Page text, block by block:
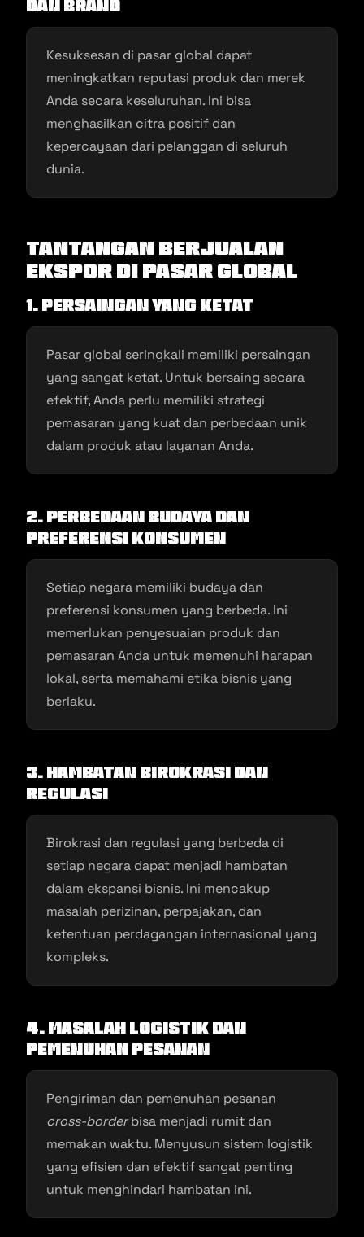
dan Brand
Kesuksesan di pasar global dapat
meningkatkan reputasi produk dan merek
Anda secara keseluruhan. Ini bisa
menghasilkan citra positif dan
kepercayaan dari pelanggan di seluruh
dunia.
Tantangan Berjualan
Ekspor di Pasar Global
1. Persaingan yang Ketat
Pasar global seringkali memiliki persaingan
yang sangat ketat. Untuk bersaing secara
efektif, Anda perlu memiliki strategi
pemasaran yang kuat dan perbedaan unik
dalam produk atau layanan Anda.
2. Perbedaan Budaya dan
Preferensi Konsumen
Setiap negara memiliki budaya dan
preferensi konsumen yang berbeda. Ini
memerlukan penyesuaian produk dan
pemasaran Anda untuk memenuhi harapan
lokal, serta memahami etika bisnis yang
berlaku.
3. Hambatan Birokrasi dan
Regulasi
Birokrasi dan regulasi yang berbeda di
setiap negara dapat menjadi hambatan
dalam ekspansi bisnis. Ini mencakup
masalah perizinan, perpajakan, dan
ketentuan perdagangan internasional yang
kompleks.
4. Masalah Logistik dan
Pemenuhan Pesanan
Pengiriman dan pemenuhan pesanan
cross-borderbisa menjadi rumit dan
memakan waktu. Menyusun sistem logistik
yang efisien dan efektif sangat penting
untuk menghindari hambatan ini.